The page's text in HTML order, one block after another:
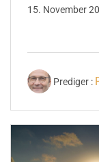
15. November
Prediger :